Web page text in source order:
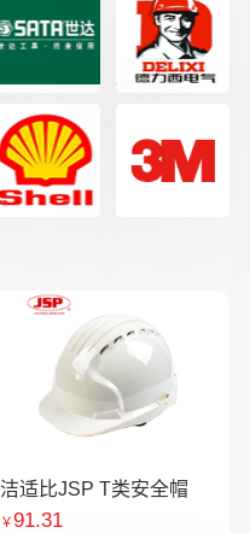
洁适比JSP T类安全帽
￥91.31